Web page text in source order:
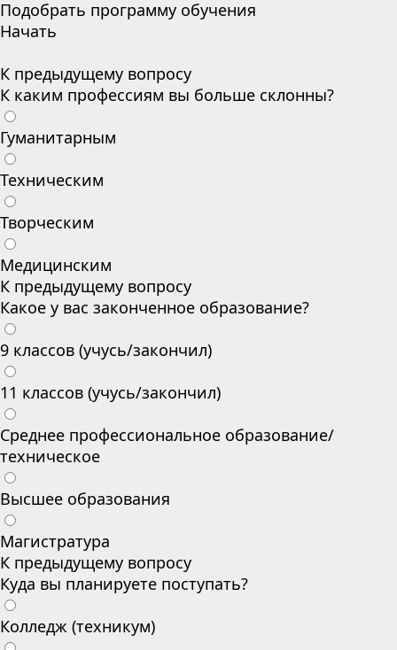
Подобрать программу обучения
Начать
К предыдущему вопросу
К каким профессиям вы больше склонны?
Гуманитарным
Техническим
Творческим
Медицинским
К предыдущему вопросу
Какое у вас законченное образование?
9 классов (учусь/закончил)
11 классов (учусь/закончил)
Среднее профессиональное образование/
техническое
Высшее образования
Магистратура
К предыдущему вопросу
Куда вы планируете поступать?
Колледж (техникум)